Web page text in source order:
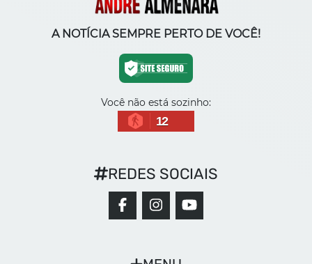
A NOTÍCIA SEMPRE PERTO DE VOCÊ!
Você não está sozinho:
12
REDES SOCIAIS